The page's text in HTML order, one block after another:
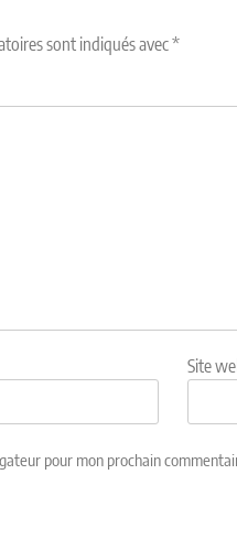
sont indiqués avec*
Site
pour mon prochain